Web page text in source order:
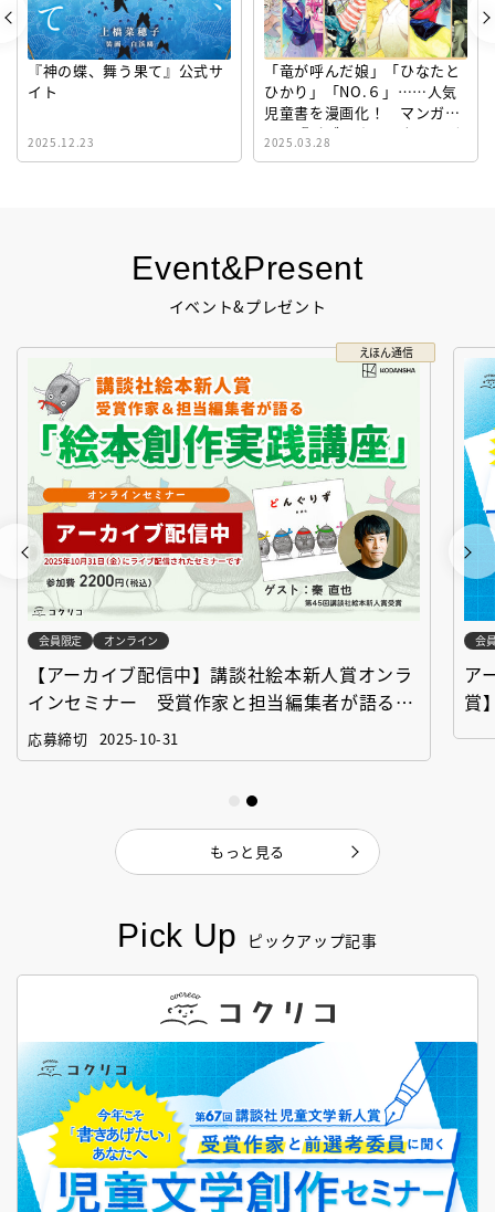
Pick Up ピックアップ記事
Event&Present
イベント&プレゼント
えほん通信
会員限定 オンライン
【アーカイブ配信中】講談社絵本新人賞オンラ
インセミナー 受賞作家と担当編集者が語る
「絵本創作実践講座」
応募締切 2025-10-31
会
ア
賞
もっと見る
『神の蝶、舞う果て』公式サ
イト
2025.12.23
「竜が呼んだ娘」「ひなたと
ひかり」「NO.６」……人気
児童書を漫画化！ マンガサ
イト『ビブリオシリウス』誕
生！
2025.03.28